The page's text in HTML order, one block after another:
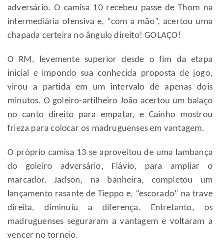
adversário. O camisa 10 recebeu passe de Thom na
intermediária ofensiva e, “com a mão”, acertou uma
chapada certeira no ângulo direito! GOLAÇO!
O RM, levemente superior desde o fim da etapa
inicial e impondo sua conhecida proposta de jogo,
virou a partida em um intervalo de apenas dois
minutos. O goleiro-artilheiro João acertou um balaço
no canto direito para empatar, e Cainho mostrou
frieza para colocar os madruguenses em vantagem.
O próprio camisa 13 se aproveitou de uma lambança
do goleiro adversário, Flávio, para ampliar o
marcador. Jadson, na banheira, completou um
lançamento rasante de Tieppo e, “escorado” na trave
direita, diminuiu a diferença. Entretanto, os
madruguenses seguraram a vantagem e voltaram a
vencer no torneio.